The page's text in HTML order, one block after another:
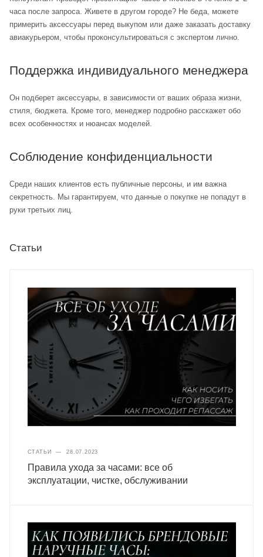
часа после запроса. Живете в другом городе? Не беда, можете
примерить аксессуары перед выкупом или даже заказать доставку
авиакурьером, чтобы проконсультироваться с экспертом лично.
Поддержка индивидуального менеджера
Он подберет аксессуары, в зависимости от ваших образа жизни,
стиля, бюджета. Кроме того, менеджер подробно расскажет обо
всех особенностях и нюансах моделей.
Соблюдение конфиденциальности
Среди наших клиентов есть публичные персоны, и им важна
секретность. Мы гарантируем, что данные о покупке не попадут в
руки третьих лиц.
Статьи
СТАТЬИ — 28.07.2023
Правила ухода за часами: все об
эксплуатации, чистке, обслуживании